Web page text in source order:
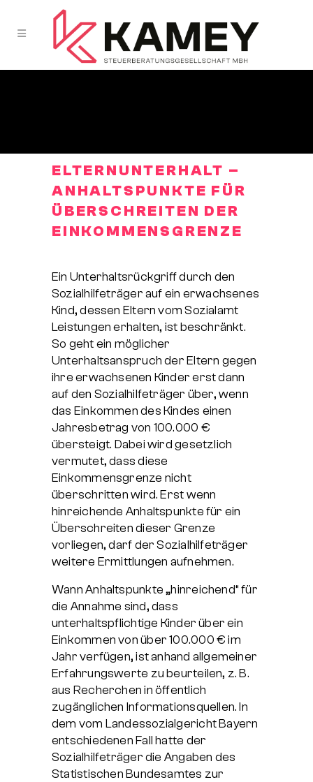
ELTERNUNTERHALT –
ANHALTSPUNKTE FÜR
ÜBERSCHREITEN DER
EINKOMMENSGRENZE
Ein Unterhaltsrückgriff durch den
Sozialhilfeträger auf ein erwachsenes
Kind, dessen Eltern vom Sozialamt
Leistungen erhalten, ist beschränkt.
So geht ein möglicher
Unterhaltsanspruch der Eltern gegen
ihre erwachsenen Kinder erst dann
auf den Sozialhilfeträger über, wenn
das Einkommen des Kindes einen
Jahresbetrag von 100.000 €
übersteigt. Dabei wird gesetzlich
vermutet, dass diese
Einkommensgrenze nicht
überschritten wird. Erst wenn
hinreichende Anhaltspunkte für ein
Überschreiten dieser Grenze
vorliegen, darf der Sozialhilfeträger
weitere Ermittlungen aufnehmen.
Wann Anhaltspunkte „hinreichend“ für
die Annahme sind, dass
unterhaltspflichtige Kinder über ein
Einkommen von über 100.000 € im
Jahr verfügen, ist anhand allgemeiner
Erfahrungswerte zu beurteilen, z. B.
aus Recherchen in öffentlich
zugänglichen Informationsquellen. In
dem vom Landessozialgericht Bayern
entschiedenen Fall hatte der
Sozialhilfeträger die Angaben des
Statistischen Bundesamtes zur